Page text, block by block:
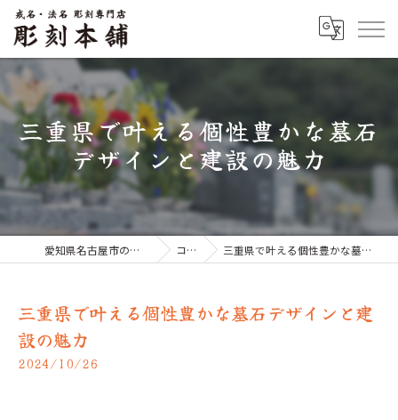
三重県で叶える個性豊かな墓石
デザインと建設の魅力
愛知県名古屋市のお墓なら彫刻本舗 コラム 三重県で叶える個性豊かな墓石デザインと建設の魅力
三重県で叶える個性豊かな墓石デザインと建
設の魅力
2024/10/26